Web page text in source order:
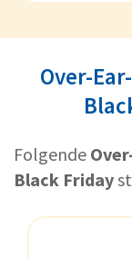
Over-
Folgende
Black Friday